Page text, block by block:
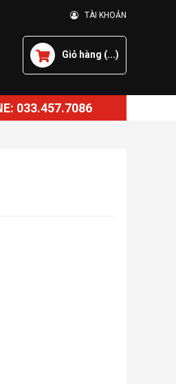
TÀI KHOẢN
Giỏ hàng (...)
033.457.7086